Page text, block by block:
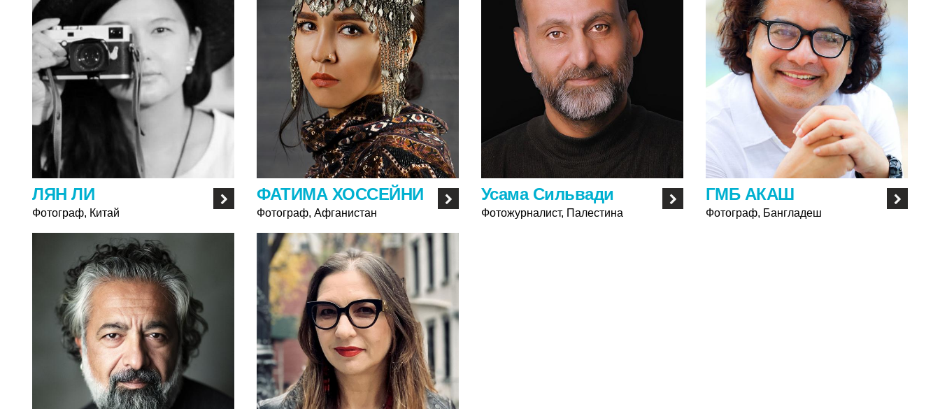
ЛЯН ЛИ
Фотограф, Китай
ФАТИМА ХОССЕЙНИ
Фотограф, Афганистан
Усама Сильвади
Фотожурналист, Палестина
ГМБ АКАШ
Фотограф, Бангладеш